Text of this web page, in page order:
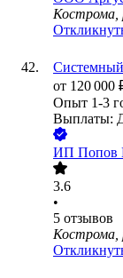
Кострома,
от 120 000
Опыт 1-3
Выплаты:
ИП Попов
3.6
•
5 отзывов
Кострома,